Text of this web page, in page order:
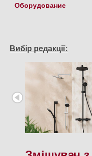
Оборудование
Вибір редакції: